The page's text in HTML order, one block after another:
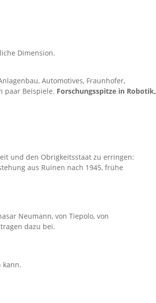
Dimension.
Automotives, Fraunhofer,
paar Beispiele. Forschungsspitze in Robotik,
und den Obrigkeitsstaat zu erringen:
aus Ruinen nach 1945, frühe
Neumann, von Tiepolo, von
dazu bei.
kann.